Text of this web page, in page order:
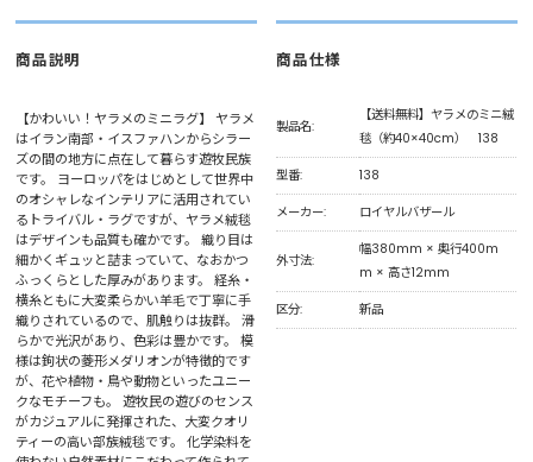
商品説明
【かわいい！ヤラメのミニラグ】 ヤラメ
はイラン南部・イスファハンからシラー
ズの間の地方に点在して暮らす遊牧民族
です。 ヨーロッパをはじめとして世界中
のオシャレなインテリアに活用されてい
るトライバル・ラグですが、ヤラメ絨毯
はデザインも品質も確かです。 織り目は
細かくギュッと詰まっていて、なおかつ
ふっくらとした厚みがあります。 経糸・
横糸ともに大変柔らかい羊毛で丁寧に手
織りされているので、肌触りは抜群。 滑
らかで光沢があり、色彩は豊かです。 模
様は鉤状の菱形メダリオンが特徴的です
が、花や植物・鳥や動物といったユニー
クなモチーフも。 遊牧民の遊びのセンス
がカジュアルに発揮された、大変クオリ
ティーの高い部族絨毯です。 化学染料を
商品仕様
製品名:
【送料無料】ヤラメのミニ絨
毯（約40×40cm） 138
型番: 138
メーカー: ロイヤルバザール
外寸法:
幅380mm × 奥行400m
m × 高さ12mm
区分: 新品